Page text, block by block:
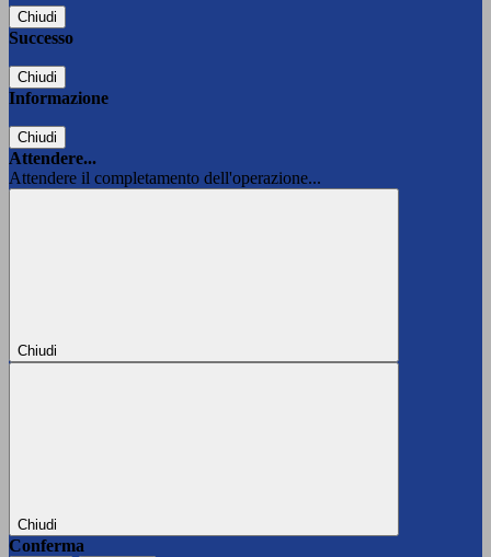
Chiudi
Successo
Chiudi
Informazione
Chiudi
Attendere...
Attendere il completamento dell'operazione...
Chiudi
Chiudi
Conferma